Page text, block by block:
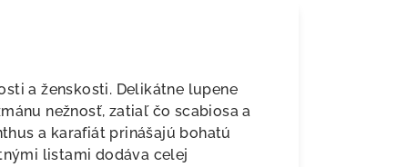
a ženskosti. Delikátne lupene
nežnosť, zatiaľ čo scabiosa a
a karafiát prinášajú bohatú
listami dodáva celej